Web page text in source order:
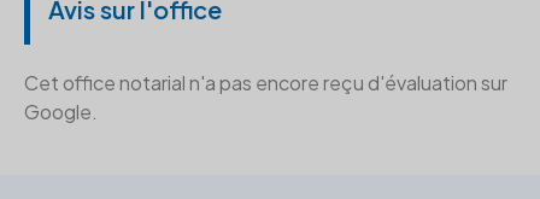
Avis sur l'office
Cet office notarial n'a pas encore reçu d'évaluation sur
Google.